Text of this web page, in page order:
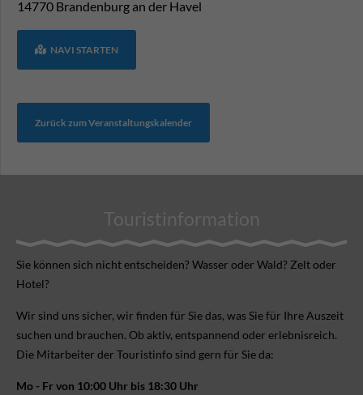
14770 Brandenburg an der Havel
NAVI STARTEN
Zurück zum Veranstaltungskalender
Touristinformation
Sie können sich nicht ent­scheiden? Wasser oder Wald? Zelt oder
Hotel?
Wir sind uns sicher, wir finden für Sie das, was Sie für Ihre Aus­zeit
suchen und brauchen. Ob aktiv, ent­spannend oder erlebnis­reich.
Die Mitarbeiter der Touristinfo sind gern für Sie da:
Mo - Fr von 10:00 Uhr bis 18:30 Uhr